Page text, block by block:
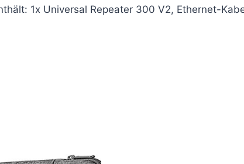
1x Universal Repeater 300 V2, Ethernet-